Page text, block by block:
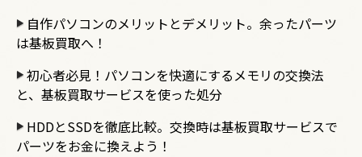
自作パソコンのメリットとデメリット。余ったパーツ
は基板買取へ！
初心者必見！パソコンを快適にするメモリの交換法
と、基板買取サービスを使った処分
HDDとSSDを徹底比較。交換時は基板買取サービスで
パーツをお金に換えよう！